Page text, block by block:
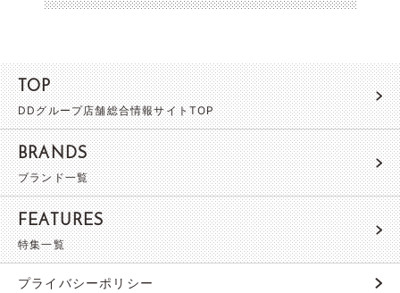
TOP
DDグループ店舗総合情報サイトTOP
BRANDS
ブランド一覧
FEATURES
特集一覧
プライバシーポリシー